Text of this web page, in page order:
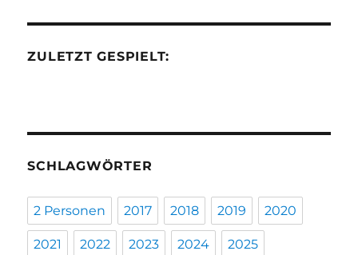
ZULETZT GESPIELT:
SCHLAGWÖRTER
2 Personen 2017 2018 2019 2020
2021 2022 2023 2024 2025